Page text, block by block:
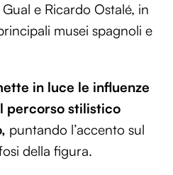
e Ricardo Ostalé, in
musei spagnoli e
in luce le influenze
percorso stilistico
puntando l’accento sul
della figura.